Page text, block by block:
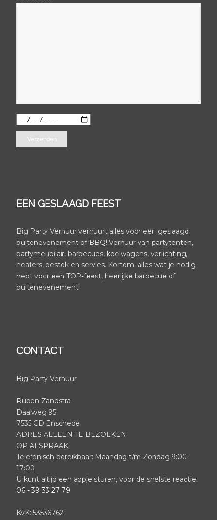
EEN GESLAAGD FEEST
Big Party Verhuur verhuurt alles voor een geslaagd
buitenevenement of BBQ! Verhuur van partytenten,
partymeubilair, barbecues, koelwagens, verlichting,
heaters, bestek en servies. Kortom: alles wat je nodig
hebt voor een TOP-feest, heerlijke barbecue of
buitenevenement!
CONTACT
Big Party Verhuur
Ruben Zandstra
Daalweg 95
7535 CD Enschede
ADRES ALLEEN TE BEZOEKEN
OP AFSPRAAK.
Telefonisch bereikbaar: Maandag t/m Zondag 9:00-
17:00
U kunt altijd een appje sturen, voor de snelste reactie.
06 - 39 33 27 79
KvK: 53536762